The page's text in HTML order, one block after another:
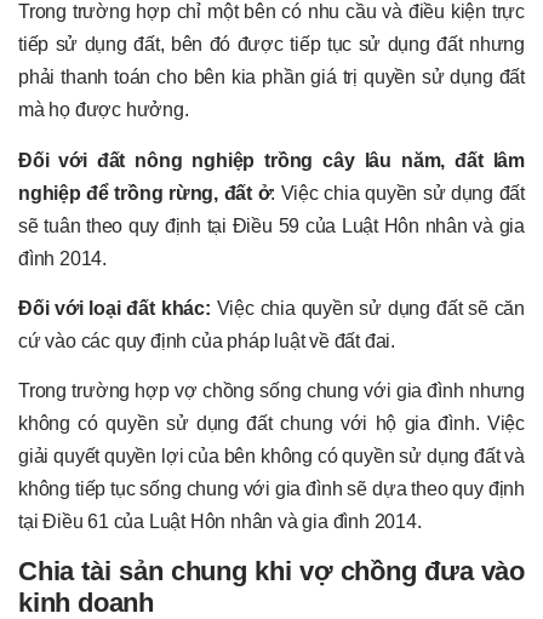
Trong trường hợp chỉ một bên có nhu cầu và điều kiện trực
tiếp sử dụng đất, bên đó được tiếp tục sử dụng đất nhưng
phải thanh toán cho bên kia phần giá trị quyền sử dụng đất
mà họ được hưởng.
Đối với đất nông nghiệp trồng cây lâu năm, đất lâm
nghiệp để trồng rừng, đất ở: Việc chia quyền sử dụng đất
sẽ tuân theo quy định tại Điều 59 của Luật Hôn nhân và gia
đình 2014.
Đối với loại đất khác: Việc chia quyền sử dụng đất sẽ căn
cứ vào các quy định của pháp luật về đất đai.
Trong trường hợp vợ chồng sống chung với gia đình nhưng
không có quyền sử dụng đất chung với hộ gia đình. Việc
giải quyết quyền lợi của bên không có quyền sử dụng đất và
không tiếp tục sống chung với gia đình sẽ dựa theo quy định
tại Điều 61 của Luật Hôn nhân và gia đình 2014.
Chia tài sản chung khi vợ chồng đưa vào
kinh doanh